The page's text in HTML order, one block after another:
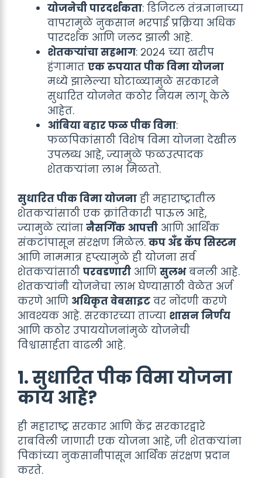
योजनेची पारदर्शकता: डिजिटल तंत्रज्ञानाच्या
वापरामुळे नुकसान भरपाई प्रक्रिया अधिक
पारदर्शक आणि जलद झाली आहे.
शेतकऱ्यांचा सहभाग: २०२४ च्या खरीप
हंगामात एक रुपयात पीक विमा योजना
मध्ये झालेल्या घोटाळ्यामुळे सरकारने
सुधारित योजनेत कठोर नियम लागू केले
आहेत.
आंबिया बहार फळ पीक विमा:
फळपिकांसाठी विशेष विमा योजना देखील
उपलब्ध आहे, ज्यामुळे फळउत्पादक
शेतकऱ्यांना लाभ मिळतो.
सुधारित पीक विमा योजना ही महाराष्ट्रातील
शेतकऱ्यांसाठी एक क्रांतिकारी पाऊल आहे,
ज्यामुळे त्यांना नैसर्गिक आपत्ती आणि आर्थिक
संकटांपासून संरक्षण मिळेल. कप अँड कॅप सिस्टम
आणि नाममात्र हप्त्यामुळे ही योजना सर्व
शेतकऱ्यांसाठी परवडणारी आणि सुलभबनली आहे.
शेतकऱ्यांनी योजनेचा लाभ घेण्यासाठी वेळेत अर्ज
करणे आणि अधिकृत वेबसाइट वर नोंदणी करणे
आवश्यक आहे. सरकारच्या ताज्या शासन निर्णय
आणि कठोर उपाययोजनांमुळे योजनेची
विश्वासार्हता वाढली आहे.
१. सुधारित पीक विमा योजना
काय आहे?
ही महाराष्ट्र सरकार आणि केंद्र सरकारद्वारे
राबविली जाणारी एक योजना आहे, जी शेतकऱ्यांना
पिकांच्या नुकसानीपासून आर्थिक संरक्षण प्रदान
करते.